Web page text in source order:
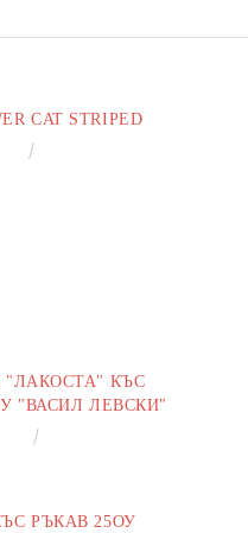
CAT STRIPED
"ЛАКОСТА" КЪС
"ВАСИЛ ЛЕВСКИ"
РЪКАВ 25ОУ